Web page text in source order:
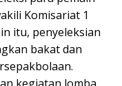
Komisariat 1
itu, penyeleksian
bakat dan